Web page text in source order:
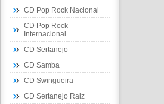
CD Pop Rock Nacional
CD Pop Rock
Internacional
CD Sertanejo
CD Samba
CD Swingueira
CD Sertanejo Raiz